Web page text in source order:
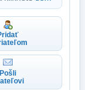
Pošli